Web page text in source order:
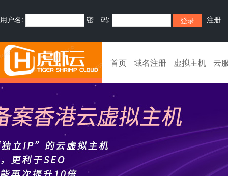
用户名: 密 码: 注册
首页 域名注册 虚拟主机 云